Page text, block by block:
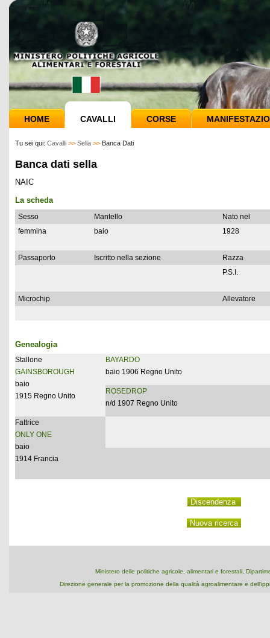
HOME CAVALLI CORSE
Tu sei qui: Cavalli >> Sella >> Banca Dati
Banca dati sella
NAIC
La scheda
Sesso Mantello
Nato nel
femmina
baio 1928
Passaporto Iscritto nella sezione
Razza
P.S.I.
Microchip Allevatore
Genealogia
Stallone
GAINSBOROUGH
baio
1915 Regno Unito
BAYARDO
baio 1906 Regno Unito
ROSEDROP
n/d 1907 Regno Unito
Fattrice
ONLY ONE
baio
1914 Francia
Ministero delle politiche agricole, alimentari e forestali,
Direzione generale per la promozione della qualità agroalimentare e